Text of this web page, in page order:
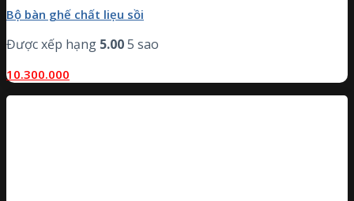
Bộ bàn ghế chất liẹu sồi
Được xếp hạng 5.005 sao
10.300.000